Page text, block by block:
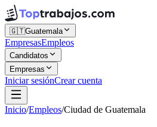
🇬🇹Guatemala
EmpresasEmpleos
Candidatos
Empresas
Iniciar sesiónCrear cuenta
Inicio/Empleos/Ciudad de Guatemala